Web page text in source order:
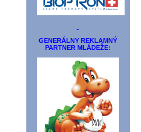
GENERÁLNY REKLAMNÝ
PARTNER MLÁDEŽE: